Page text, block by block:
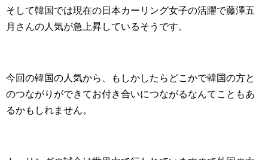
そして韓国では現在の日本カーリング女子の活躍で藤澤五
月さんの人気が急上昇しているそうです。
今回の韓国の人気から、もしかしたらどこかで韓国の方と
のつながりができてお付き合いにつながるなんてこともあ
るかもしれません。